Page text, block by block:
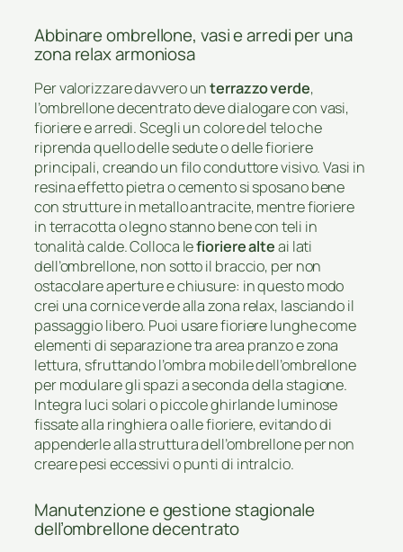
Abbinare ombrellone, vasi e arredi per una
zona relax armoniosa
Per valorizzare davvero unterrazzo verde,
l’ombrellone decentrato deve dialogare con vasi,
fioriere e arredi. Scegli un colore del telo che
riprenda quello delle sedute o delle fioriere
principali, creando un filo conduttore visivo. Vasi in
resina effetto pietra o cemento si sposano bene
con strutture in metallo antracite, mentre fioriere
in terracotta o legno stanno bene con teli in
tonalità calde. Colloca lefioriere alteai lati
dell’ombrellone, non sotto il braccio, per non
ostacolare aperture e chiusure: in questo modo
crei una cornice verde alla zona relax, lasciando il
passaggio libero. Puoi usare fioriere lunghe come
elementi di separazione tra area pranzo e zona
lettura, sfruttando l’ombra mobile dell’ombrellone
per modulare gli spazi a seconda della stagione.
Integra luci solari o piccole ghirlande luminose
fissate alla ringhiera o alle fioriere, evitando di
appenderle alla struttura dell’ombrellone per non
creare pesi eccessivi o punti di intralcio.
Manutenzione e gestione stagionale
dell’ombrellone decentrato